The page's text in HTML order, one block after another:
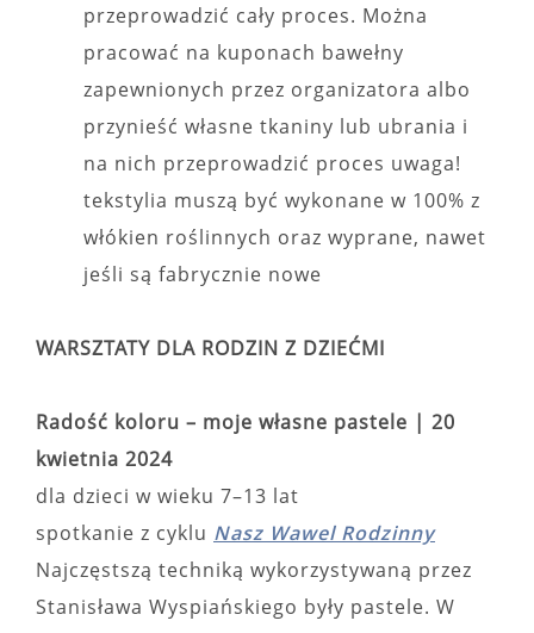
przeprowadzić cały proces. Można
pracować na kuponach bawełny
zapewnionych przez organizatora albo
przynieść własne tkaniny lub ubrania i
na nich przeprowadzić proces uwaga!
tekstylia muszą być wykonane w 100% z
włókien roślinnych oraz wyprane, nawet
jeśli są fabrycznie nowe
WARSZTATY DLA RODZIN Z DZIEĆMI
Radość koloru – moje własne pastele | 20
kwietnia 2024
dla dzieci w wieku 7–13 lat
spotkanie z cyklu Nasz Wawel Rodzinny
Najczęstszą techniką wykorzystywaną przez
Stanisława Wyspiańskiego były pastele. W